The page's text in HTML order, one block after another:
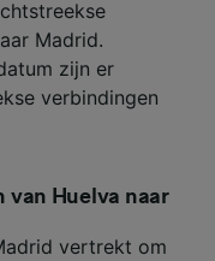
Madrid.
zijn er
verbindingen
van Huelva naar
vertrekt om